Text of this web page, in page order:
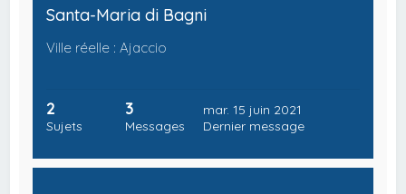
Santa-Maria di Bagni
Ville réelle : Ajaccio
2
Sujets
3
Messages
mar. 15 juin 2021
Dernier message